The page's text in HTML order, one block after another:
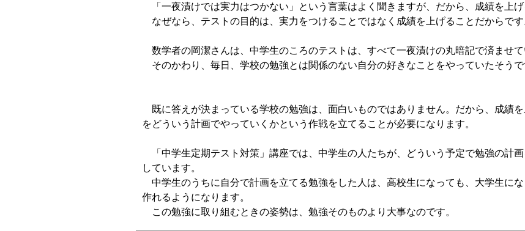
「一夜漬けでは実力はつかない」という言葉はよく聞きますが、だから、成績を上げ
なぜなら、テストの目的は、実力をつけることではなく成績を上げることだからです
数学者の岡潔さんは、中学生のころのテストは、すべて一夜漬けの丸暗記で済ませて
そのかわり、毎日、学校の勉強とは関係のない自分の好きなことをやっていたそうで
既に答えが決まっている学校の勉強は、面白いものではありません。だから、成績
をどういう計画でやっていくかという作戦を立てることが必要になります。
「中学生定期テスト対策」講座では、中学生の人たちが、どういう予定で勉強の計
しています。
中学生のうちに自分で計画を立てる勉強をした人は、高校生になっても、大学生に
作れるようになります。
この勉強に取り組むときの姿勢は、勉強そのものより大事なのです。